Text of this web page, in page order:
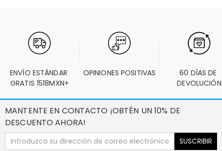
ENVÍO ESTÁNDAR
GRATIS 1518MXN+
OPINIONES POSITIVAS
60 DÍAS DE
DEVOLUCIÓN
MANTENTE EN CONTACTO ¡OBTÉN UN 10% DE
DESCUENTO AHORA!
SUSCRIBIR